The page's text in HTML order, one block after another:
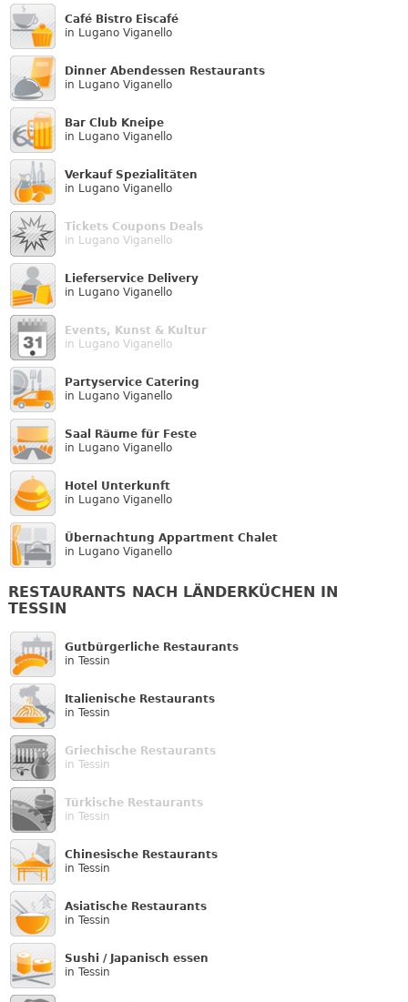
Café Bistro Eiscafé
in Lugano Viganello
Dinner Abendessen Restaurants
in Lugano Viganello
Bar Club Kneipe
in Lugano Viganello
Verkauf Speziali­täten
in Lugano Viganello
Tickets Coupons Deals
in Lugano Viganello
Lieferservice Delivery
in Lugano Viganello
Events, Kunst & Kultur
in Lugano Viganello
Partyservice Catering
in Lugano Viganello
Saal Räume für Feste
in Lugano Viganello
Hotel Unterkunft
in Lugano Viganello
Übernachtung Appartment Chalet
in Lugano Viganello
RESTAURANTS NACH LÄNDERKÜCHEN IN
TESSIN
Gutbürgerliche Restaurants
in Tessin
Italienische Restaurants
in Tessin
Griechische Restaurants
in Tessin
Türkische Restaurants
in Tessin
Chinesische Restaurants
in Tessin
Asiatische Restaurants
in Tessin
Sushi / Japanisch essen
in Tessin